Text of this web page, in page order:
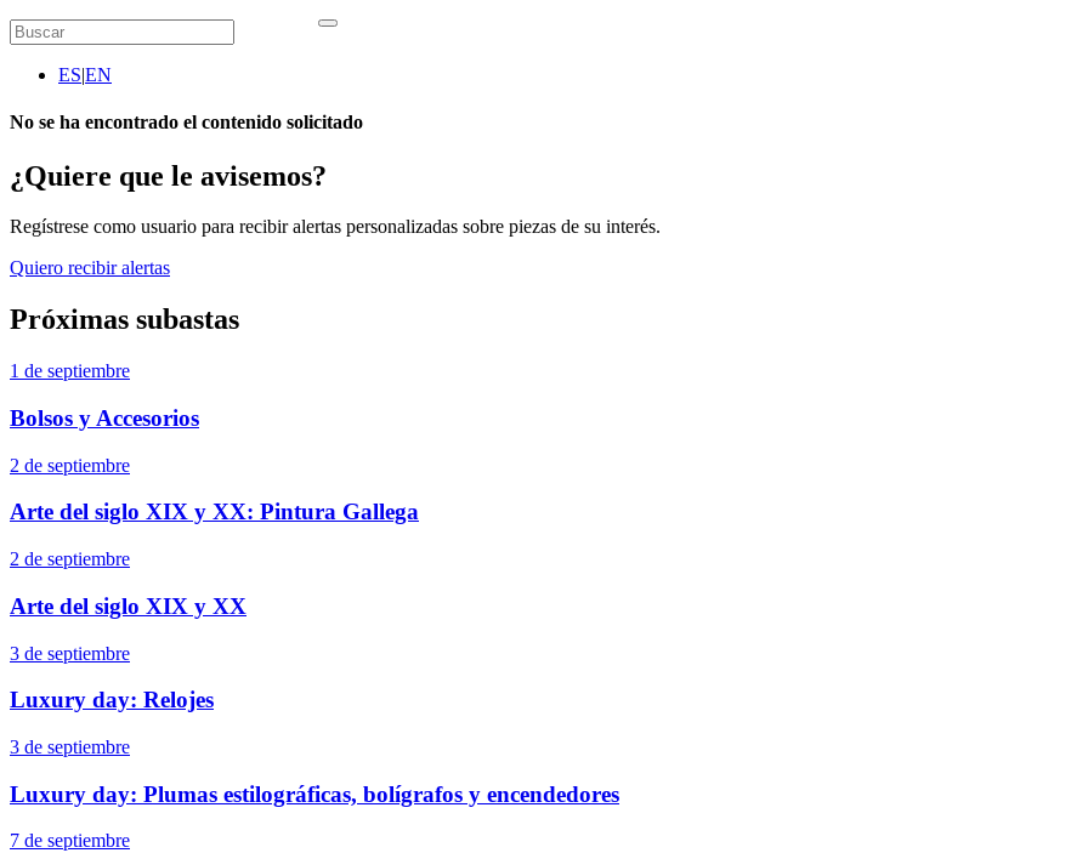
ES|EN
No se ha encontrado el contenido solicitado
¿Quiere que le avisemos?
Regístrese como usuario para recibir alertas personalizadas sobre piezas de su interés.
Quiero recibir alertas
Próximas subastas
1 de septiembre
Bolsos y Accesorios
2 de septiembre
Arte del siglo XIX y XX: Pintura Gallega
2 de septiembre
Arte del siglo XIX y XX
3 de septiembre
Luxury day: Relojes
3 de septiembre
Luxury day: Plumas estilográficas, bolígrafos y encendedores
7 de septiembre